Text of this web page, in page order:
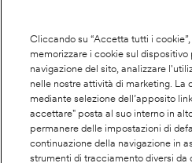
Footer
info
Cookie policy
Dichiarazione di accessibilità
Privacy
Cliccando su “Accetta tutti i
memorizzare i cookie sul dispositivo
navigazione del sito, analizzare
nelle nostre attività di marketing. La
mediante selezione dell’apposito
accettare" posta al suo interno in
permanere delle impostazioni di
continuazione della navigazione in
strumenti di tracciamento diversi da